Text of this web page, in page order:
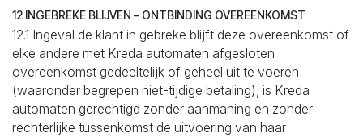
12 INGEBREKE BLIJVEN – ONTBINDING OVEREENKOMST
12.1 Ingeval de klant in gebreke blijft deze overeenkomst of
elke andere met Kreda automaten afgesloten
overeenkomst gedeeltelijk of geheel uit te voeren
(waaronder begrepen niet-tijdige betaling), is Kreda
automaten gerechtigd zonder aanmaning en zonder
rechterlijke tussenkomst de uitvoering van haar